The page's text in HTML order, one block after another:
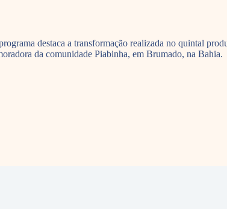
destaca a transformação realizada no quintal
da comunidade Piabinha, em Brumado, na